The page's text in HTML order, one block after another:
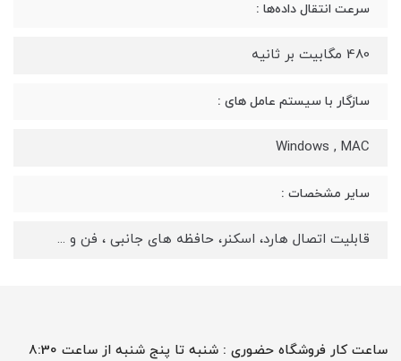
سرعت انتقال داده‌ها :
480 مگابیت بر ثانیه
سازگار با سیستم عامل های :
Windows , MAC
سایر مشخصات :
قابلیت اتصال هارد، اسکنر، حافظه های جانبی ، فن و ...
ساعت کار فروشگاه حضوری : شنبه تا پنج شنبه از ساعت 8:30